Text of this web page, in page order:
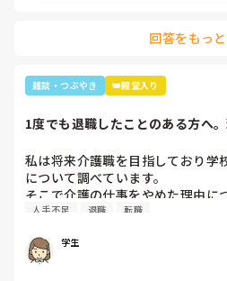
ムタクしか居ないこと、SMAPは
言いやん😊」と(笑)
そこから利用者さんは「キムタク
最初の嵐で私のジャニオタスイッ
員がその利用者さんに「この子に
らあかんよ(笑)」と言われるほど(
年齢や認知症の事を考えても、嵐
が誰と結婚したのか覚えていた事
回答をもっ
雑談・つぶやき 👑殿堂入り
1度でも退職したことのある方へ
私は将来介護職を目指しており学
について調べています。
そこで介護の仕事をやめた理由に
いただきたいです。(賃金が低い
などでも教えていただけると助か
ご協力お願いします🙇🏻‍♀️
人手不足 退職 転職
学生